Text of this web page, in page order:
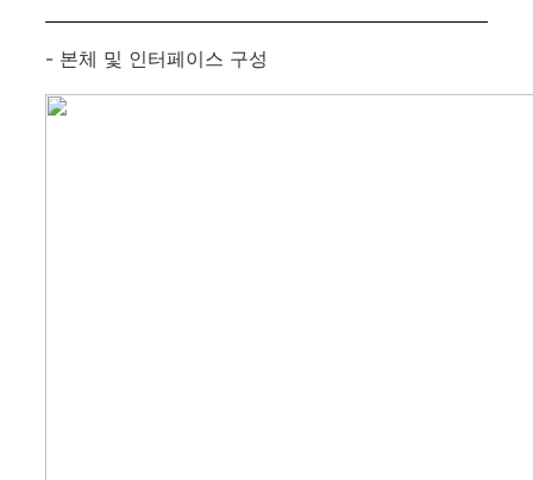
- 본체 및 인터페이스 구성